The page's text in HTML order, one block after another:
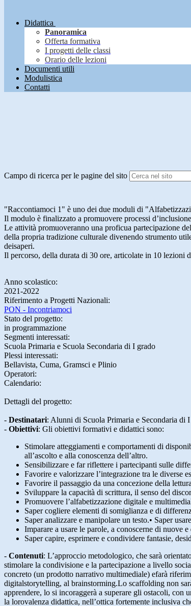
Didattica
Panoramica
Offerta formativa
I progetti delle classi
Orario delle lezioni
Documenti utili
Modulistica
Contatti
Campo di ricerca per le pagine del sito
"Raccontiamoci 1" è uno dei due moduli di
Il modulo è finalizzato a promuovere processi
Le attività promuoveranno una proficua partecipazione
della propria tradizione culturale divenendo strumento
deisaperi.
​Il percorso, della durata di 30 ore, articolate in 10 lezioni
Anno scolastico:
2021-2022
Riferimento a Progetti Nazionali:
PON - Incontriamoci
Stato del progetto:
in programmazione
Segmenti interessati:
Scuola Primaria e Scuola Secondaria di I grado
Plessi interessati:
Bellavista, Cuma, Gramsci e Plinio
Operatori:
Calendario:
Dettagli del progetto:
- Destinatari: Alunni di Scuola Primaria e Secondaria di
- Obiettivi: Gli obiettivi formativi e didattici sono:
Stimolare atteggiamenti e comportamenti di
all’ascolto e alla conoscenza dell’altro.
Sensibilizzare e far riflettere i partecipanti sulle
Favorire e valorizzare l’integrazione tra le diverse
Favorire il passaggio da una concezione della
Sviluppare la capacità di scrittura, il senso del
Promuovere l’alfabetizzazione digitale e
Saper cogliere elementi di somiglianza e di
Saper analizzare e manipolare un testo.• Saper
Imparare a usare le parole, a conoscerne di nuove
Saper capire, esprimere e condividere fantasie,
- Contenuti: L’approccio metodologico, che sarà
stimolare la condivisione e la partecipazione a livello
concreto (un prodotto narrativo multimediale) efarà
digitalstorytelling, al brainstorming.Lo scaffolding non
apprendere, lo si incoraggerà a superare gli ostacoli,
la lorovalenza didattica, nell’ottica fortemente inclusiva